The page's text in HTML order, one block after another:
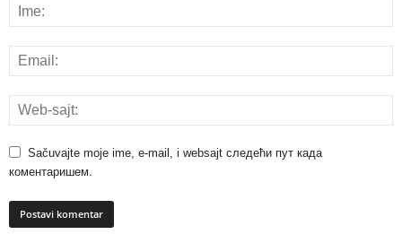
Sačuvajte moje ime, e-mail, i websajt следећи пут када
коментаришем.